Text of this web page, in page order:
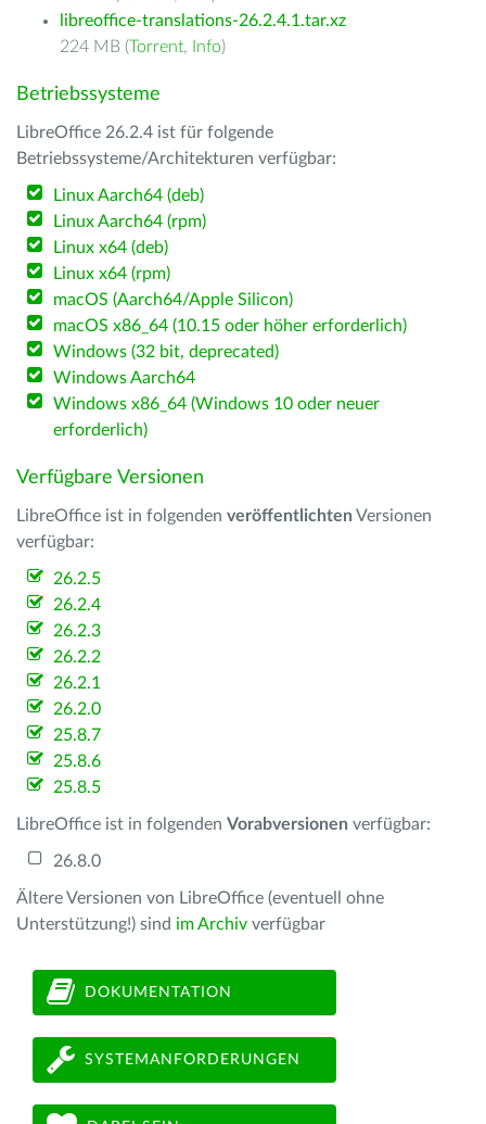
libreoffice-translations-26.2.4.1.tar.xz
224 MB (Torrent, Info)
Betriebssysteme
LibreOffice 26.2.4 ist für folgende
Betriebssysteme/Architekturen verfügbar:
Linux Aarch64 (deb)
Linux Aarch64 (rpm)
Linux x64 (deb)
Linux x64 (rpm)
macOS (Aarch64/Apple Silicon)
macOS x86_64 (10.15 oder höher erforderlich)
Windows (32 bit, deprecated)
Windows Aarch64
Windows x86_64 (Windows 10 oder neuer
erforderlich)
Verfügbare Versionen
LibreOffice ist in folgenden veröffentlichten Versionen
verfügbar:
26.2.5
26.2.4
26.2.3
26.2.2
26.2.1
26.2.0
25.8.7
25.8.6
25.8.5
LibreOffice ist in folgenden Vorabversionen verfügbar:
26.8.0
Ältere Versionen von LibreOffice (eventuell ohne
Unterstützung!) sind im Archiv verfügbar
DOKUMENTATION
SYSTEMANFORDERUNGEN